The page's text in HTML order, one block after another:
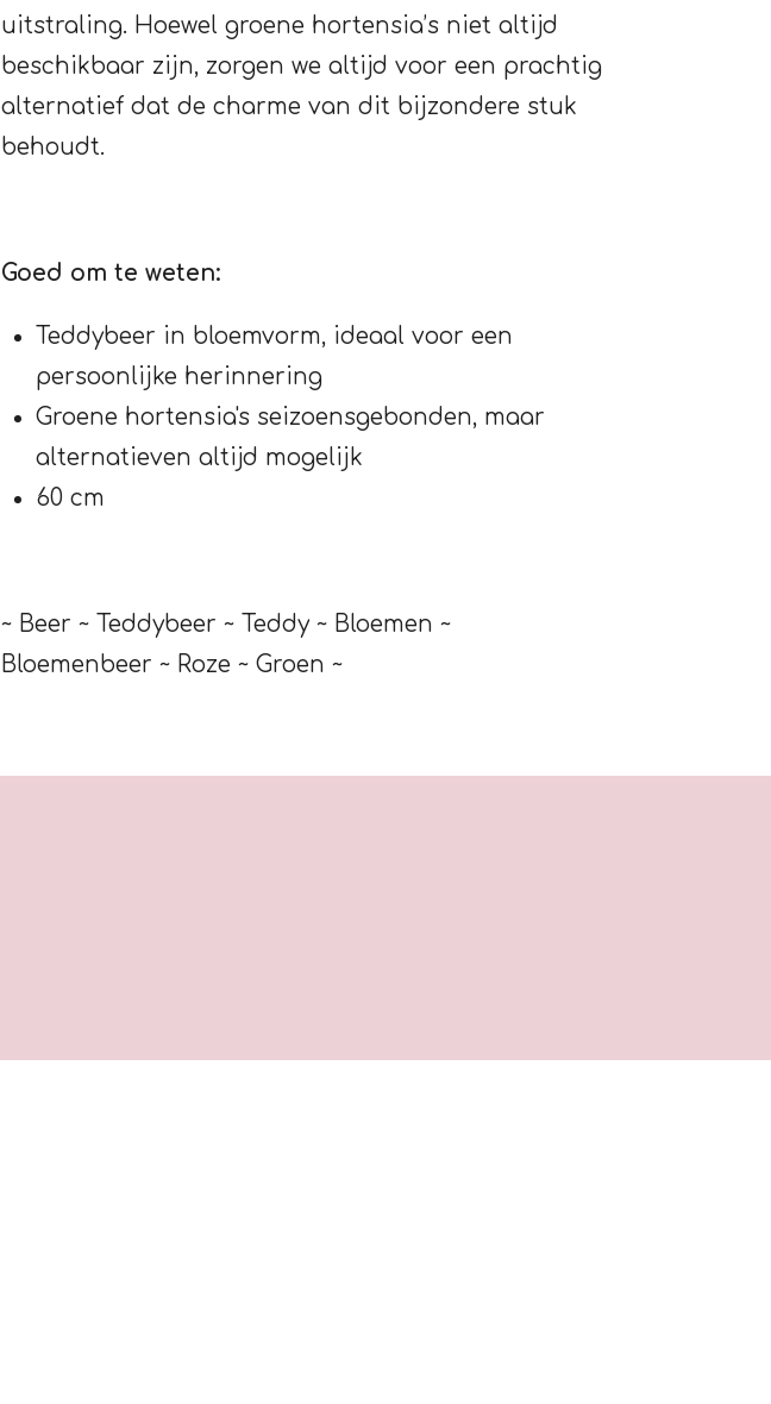
uitstraling. Hoewel groene hortensia’s niet altijd
beschikbaar zijn, zorgen we altijd voor een prachtig
alternatief dat de charme van dit bijzondere stuk
behoudt.
Goed om te weten:
Teddybeer in bloemvorm, ideaal voor een
persoonlijke herinnering
Groene hortensia's seizoensgebonden, maar
alternatieven altijd mogelijk
60 cm
~ Beer ~ Teddybeer ~ Teddy ~ Bloemen ~
Bloemenbeer ~ Roze ~ Groen ~